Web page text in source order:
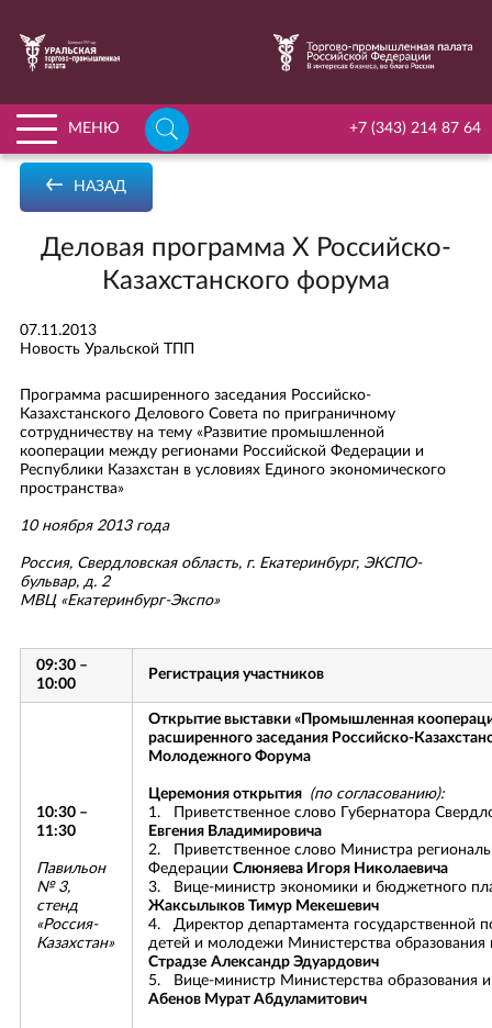
МЕНЮ +7 (343) 214 87 64
ПЕРЕЙТИ К РАЗДЕЛУ «О ПАЛАТЕ»
ИСТОРИЯ УРАЛЬСКОЙ ТПП
ФИЛИАЛЫ И ПРЕДСТАВИТЕЛЬСТВА ПАЛАТЫ
ОРГАНЫ УПРАВЛЕНИЯ
МИССИЯ УРАЛЬСКОЙ ТПП
УСЛУГИ
РЕЕСТР НАДЁЖНЫХ ПАРТНЁРОВ
ПАРТНЕРСКИЕ ПРОГРАММЫ ДЛЯ ЧЛЕНОВ ТПП
КОММЕРЧЕСКИЕ ПРЕДЛОЖЕНИЯ ОТ ЧЛЕНОВ ТПП
МЕРОПРИЯТИЯ
НОВОСТИ
ФОТОГАЛЕРЕЯ
ИНТЕРВЬЮ
НАЗАД
Деловая программа X Российско-
Казахстанского форума
07.11.2013
Новость Уральской ТПП
Программа расширенного заседания Российско-
Казахстанского Делового Совета по приграничному
сотрудничеству на тему «Развитие промышленной
кооперации между регионами Российской Федерации и
Республики Казахстан в условиях Единого экономического
пространства»
10 ноября 2013 года
Россия, Свердловская область, г. Екатеринбург, ЭКСПО-
бульвар, д. 2
МВЦ «Екатеринбург-Экспо»
09:30 –
10:00
Регистрация участников
10:30 –
11:30
Павильон
№ 3,
стенд
«Россия-
Казахстан»
Открытие выставки «Промышленная
расширенного заседания Российско-
Молодежного Форума
Церемония открытия (по согласованию):
1. Приветственное слово Губернатора
Евгения Владимировича
2. Приветственное слово Министра
Федерации Слюняева Игоря Николаевича
3. Вице-министр экономики и бюджетного
Жаксылыков Тимур Мекешевич
4. Директор департамента государственной
детей и молодежи Министерства образования
Страдзе Александр Эдуардович
5. Вице-министр Министерства образования и
Абенов Мурат Абдуламитович